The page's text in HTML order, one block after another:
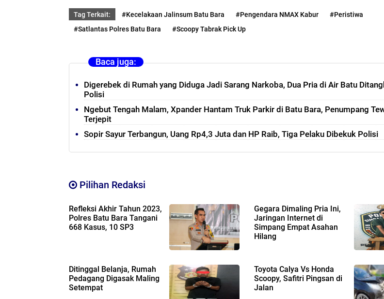
Tag Terkait: #Kecelakaan Jalinsum Batu Bara #Pengendara NMAX Kabur
#Peristiwa
#Satlantas Polres Batu Bara
#Scoopy Tabrak Pick Up
Baca juga:
Digerebek di Rumah yang Diduga Jadi Sarang Narkoba, Dua Pria di Air Batu
Polisi
Ngebut Tengah Malam, Xpander Hantam Truk Parkir di Batu Bara, Penumpang
Terjepit
Sopir Sayur Terbangun, Uang Rp4,3 Juta dan HP Raib, Tiga Pelaku Dibekuk Polisi
Pilihan Redaksi
Refleksi Akhir Tahun 2023,
Polres Batu Bara Tangani
668 Kasus, 10 SP3
Gegara Dimaling Pria Ini,
Jaringan Internet di
Simpang Empat Asahan
Hilang
Ditinggal Belanja, Rumah
Pedagang Digasak Maling
Setempat
Toyota Calya Vs Honda
Scoopy, Safitri Pingsan di
Jalan